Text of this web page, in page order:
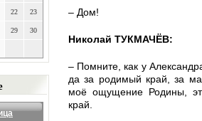
22 23
29 30
– Дом!
Николай ТУКМАЧЁВ:
– Помните, как у
да за родимый край, за
моё ощущение Родины,
край.